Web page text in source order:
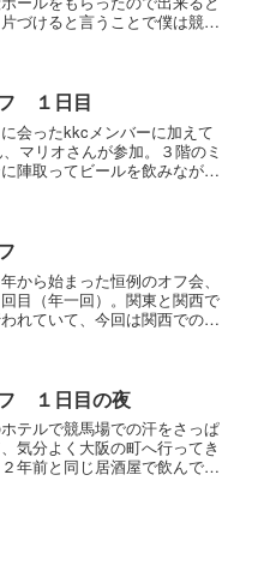
づけると言うことで僕は競馬
エルコンドルパ...
１日目
会ったkkcメンバーに加えて
マリオさんが参加。３階のミ
陣取ってビールを飲みながら
でのsa...
から始まった恒例のオフ会、
目（年一回）。関東と関西で
れていて、今回は関西でのオ
し、フル参加し...
１日目の夜
テルで競馬場での汗をさっぱ
気分よく大阪の町へ行ってき
年前と同じ居酒屋で飲んで騒